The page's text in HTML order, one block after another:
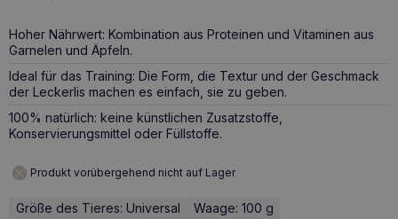
Hoher Nährwert: Kombination aus Proteinen und Vitaminen aus
Garnelen und Äpfeln.
Ideal für das Training: Die Form, die Textur und der Geschmack
der Leckerlis machen es einfach, sie zu geben.
100% natürlich: keine künstlichen Zusatzstoffe,
Konservierungsmittel oder Füllstoffe.
Produkt vorübergehend nicht auf Lager
Größe des Tieres: Universal
Waage: 100 g